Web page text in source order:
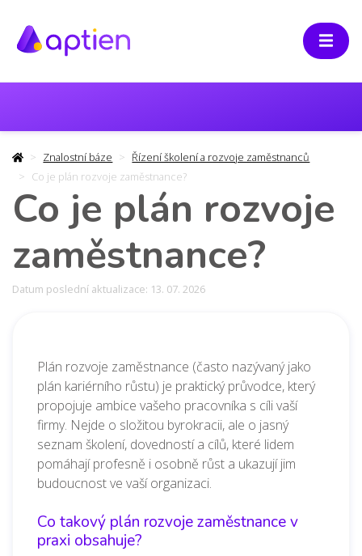
Znalostní báze
Řízení školení a rozvoje zaměstnanců
Co je plán rozvoje zaměstnance?
Co je plán rozvoje
zaměstnance?
Datum poslední aktualizace: 13. 07. 2026
Plán rozvoje zaměstnance (často nazývaný jako
plán kariérního růstu) je praktický průvodce, který
propojuje ambice vašeho pracovníka s cíli vaší
firmy. Nejde o složitou byrokracii, ale o jasný
seznam školení, dovedností a cílů, které lidem
pomáhají profesně i osobně růst a ukazují jim
budoucnost ve vaší organizaci.
Co takový plán rozvoje zaměstnance v
praxi obsahuje?